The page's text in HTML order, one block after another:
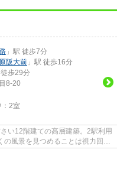
」駅 徒歩7分
阪大前 」駅 徒歩16分
徒歩29分
8-20
2室
い12階建ての高層建築。2駅利用
の風景を見つめることは視力回復